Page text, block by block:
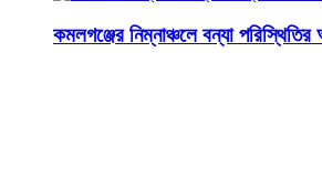
কমলগঞ্জের নিম্নাঞ্চলে বন্যা পরিস্থিতির